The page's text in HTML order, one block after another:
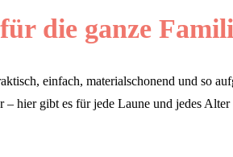
die ganze
einfach, materialschonend und so
hier gibt es für jede Laune und jedes Alter